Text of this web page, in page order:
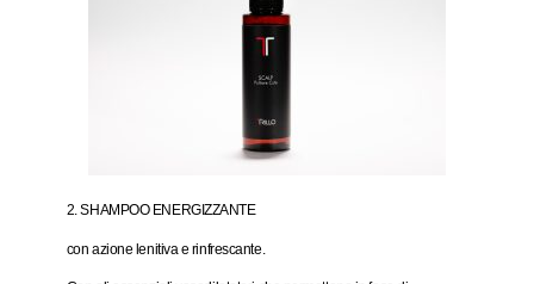
2. SHAMPOO ENERGIZZANTE
con azione lenitiva e rinfrescante.